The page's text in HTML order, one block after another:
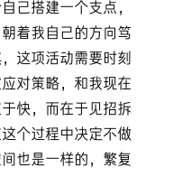
己搭建一个支点，
着我自己的方向笃
这项活动需要时刻
对策略，和我现在
快，而在于见招拆
个过程中决定不做
也是一样的，繁复